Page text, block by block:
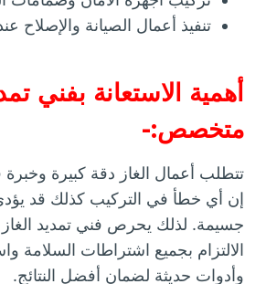
تنفيذ أعمال الصيانة والإصلاح
أهمية الاستعانة بفني
متخصص:-
تتطلب أعمال الغاز دقة كبيرة وخبرة
إن أي خطأ في التركيب كذلك قد
جسيمة. لذلك يحرص فني تمديد
الالتزام بجميع اشتراطات السلامة
وأدوات حديثة لضمان أفضل النتائج.